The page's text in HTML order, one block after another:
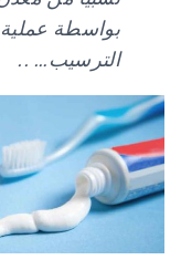
بواسطة
الترسيب… ..